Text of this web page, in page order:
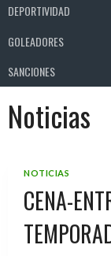
DEPORTIVIDAD
GOLEADORES
SANCIONES
Noticias
NOTICIAS
CENA-